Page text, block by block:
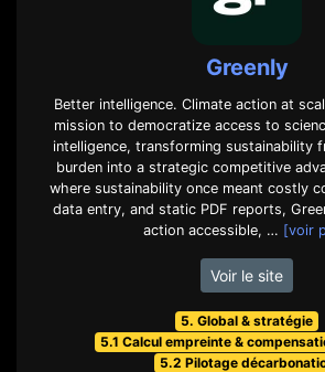
Greenly
Better intelligence. Climate action at
mission to democratize access to
intelligence, transforming sustainability
burden into a strategic competitive
where sustainability once meant costly
data entry, and static PDF reports,
action accessible, … [voir
Voir le site
5. Global & stratégie
5.1 Calcul empreinte &
5.2 Pilotage